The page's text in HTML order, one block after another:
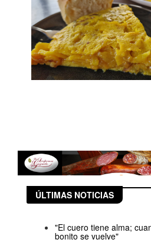
ÚLTIMAS NOTICIAS
"El cuero tiene alma;
bonito se vuelve"